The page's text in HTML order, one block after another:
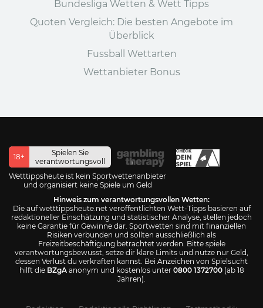
Bundesliga Wetten & Wett Tipps
Quoten Vergleich: Die besten Angebote im
Überblick
Fussball Wettarten
Wettanbieter Bonus
18+
Spielen Sie
verantwortungsvoll
Wetttippsheute ist kein Sportwettenanbieter
und organisiert keine Spiele um Geld
Hinweis zum verantwortungsvollen Wetten:
Die auf wetttippsheute.net veröffentlichten Wett-Tipps basieren auf
redaktioneller Einschätzung und statistischer Analyse, stellen jedoch
keine Garantie für Gewinne dar. Sportwetten sind mit finanziellen
Risiken verbunden und sollten ausschließlich als
Freizeitbeschäftigung betrachtet werden. Bitte spiele
verantwortungsbewusst, setze dir klare Limits und nutze nur Geld,
dessen Verlust du verkraften kannst. Bei Anzeichen von Spielsucht
hilft die BZgAanonym und kostenlos unter 0800 1372700(ab 18
Jahren).